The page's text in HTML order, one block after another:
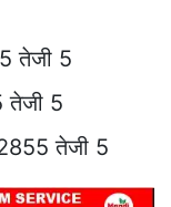
तेजी 5
तेजी 5
तेजी 5